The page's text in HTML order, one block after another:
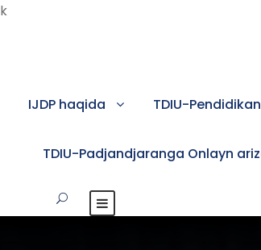
k
IJDP haqida TDIU-
TDIU-Padjandjaranga Onlayn